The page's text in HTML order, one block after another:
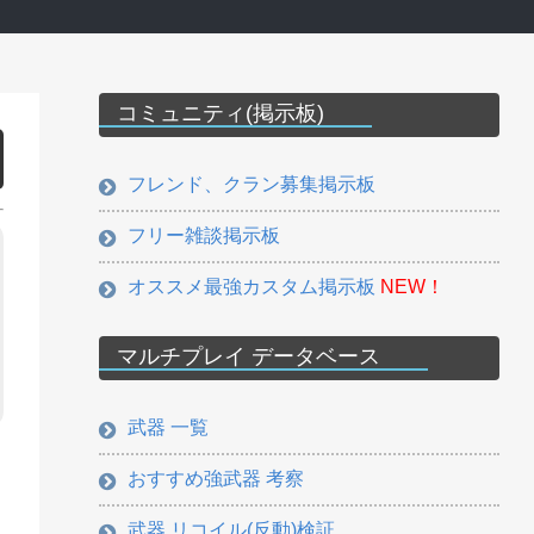
コミュニティ(掲示板)
フレンド、クラン募集掲示板
フリー雑談掲示板
オススメ最強カスタム掲示板 NEW！
マルチプレイ データベース
武器 一覧
おすすめ強武器 考察
武器 リコイル(反動)検証